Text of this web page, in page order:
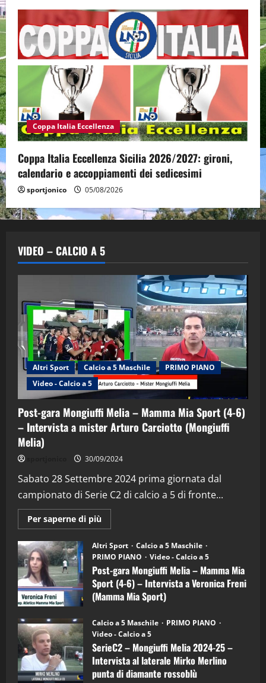
Coppa Italia Eccellenza
Coppa Italia Eccellenza Sicilia 2026/2027: gironi,
calendario e accoppiamenti dei sedicesimi
sportjonico 05/08/2026
VIDEO – CALCIO A 5
Altri Sport Calcio a 5 Maschile
PRIMO PIANO
Video - Calcio a 5
Post-gara Mongiuffi Melia – Mamma Mia Sport (4-6)
– Intervista a mister Arturo Carciotto (Mongiuffi
Melia)
30/09/2024
Sabato 28 Settembre 2024 prima giornata dal
campionato di Serie C2 di calcio a 5 di fronte...
Per saperne di più
informazioni
Post-
gara
Mongiuffi
Melia
–
Mamma
Mia
Sport
6)
–
Intervista
a
mister
Arturo
Carciotto
(Mongiuffi
Altri Sport
Calcio a 5 Maschile
PRIMO PIANO
Video - Calcio a 5
Post-gara Mongiuffi Melia – Mamma Mia
Sport (4-6) – Intervista a Veronica Freni
(Mamma Mia Sport)
Calcio a 5 Maschile
PRIMO PIANO
Video - Calcio a 5
SerieC2 – Mongiuffi Melia 2024-25 –
Intervista al laterale Mirko Merlino
punta di diamante rossoblù
2
"SportEmpire" in Podcast Sport News
“SportEmpire” in Podcast: 29^ Puntata
(Martedi 28 Aprile 2026)
28/04/2026
3
“SportEmpire” in Podcast: 28^ Puntata
(Martedi 21 Aprile 2026)
21/04/2026
4
"SportEmpire" in Podcast
“SportEmpire” in Podcast: 27^ Puntata
(Martedi 14 Aprile 2026)
15/04/2026
5
“SportEmpire” in Podcast: 26^ Puntata
(Martedi 07 Aprile 2026)
08/04/2026